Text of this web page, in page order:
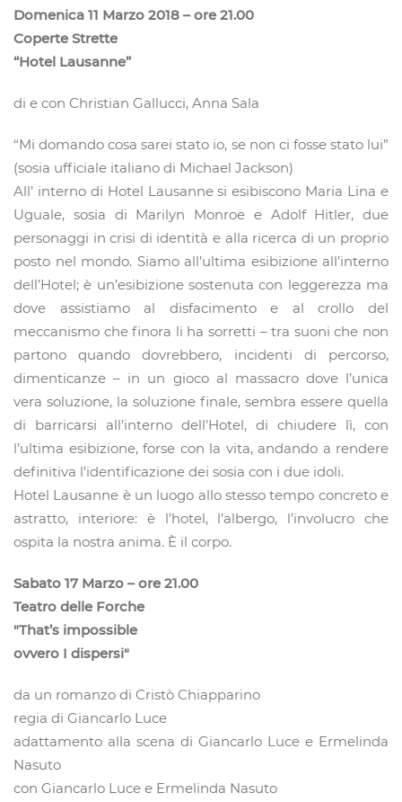
Domenica 11 Marzo 2018 – ore 21.00
Coperte Strette
“Hotel Lausanne”
di e con Christian Gallucci, Anna Sala
“Mi domando cosa sarei stato io, se non ci fosse stato lui”
(sosia ufficiale italiano di Michael Jackson)
All’ interno di Hotel Lausanne si esibiscono Maria Lina e
Uguale, sosia di Marilyn Monroe e Adolf Hitler, due
personaggi in crisi di identità e alla ricerca di un proprio
posto nel mondo. Siamo all’ultima esibizione all’interno
dell’Hotel; è un’esibizione sostenuta con leggerezza ma
dove assistiamo al disfacimento e al crollo del
meccanismo che finora li ha sorretti – tra suoni che non
partono quando dovrebbero, incidenti di percorso,
dimenticanze – in un gioco al massacro dove l’unica
vera soluzione, la soluzione finale, sembra essere quella
di barricarsi all’interno dell’Hotel, di chiudere lì, con
l’ultima esibizione, forse con la vita, andando a rendere
definitiva l’identificazione dei sosia con i due idoli.
Hotel Lausanne è un luogo allo stesso tempo concreto e
astratto, interiore: è l’hotel, l’albergo, l’involucro che
ospita la nostra anima. È il corpo.
Sabato 17 Marzo – ore 21.00
Teatro delle Forche
"That’s impossible
ovvero I dispersi"
da un romanzo di Cristò Chiapparino
regia di Giancarlo Luce
adattamento alla scena di Giancarlo Luce e Ermelinda
Nasuto
con Giancarlo Luce e Ermelinda Nasuto